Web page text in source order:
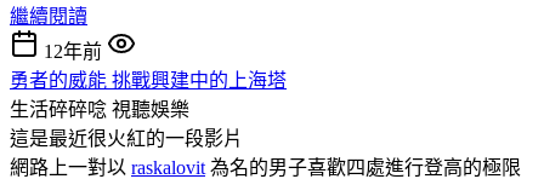
繼續閱讀
12年前
勇者的威能 挑戰興建中的上海塔
生活碎碎唸 視聽娛樂
這是最近很火紅的一段影片
網路上一對以 raskalovit 為名的男子喜歡四處進行登高的極限